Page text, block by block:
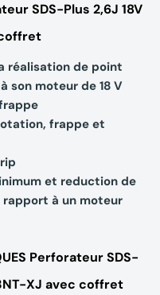
SDS-Plus 2,6J 18V
coffret
réalisation de point
son moteur de 18 V
frappe et
et reduction de
rapport à un moteur
Perforateur SDS-
XJ avec coffret